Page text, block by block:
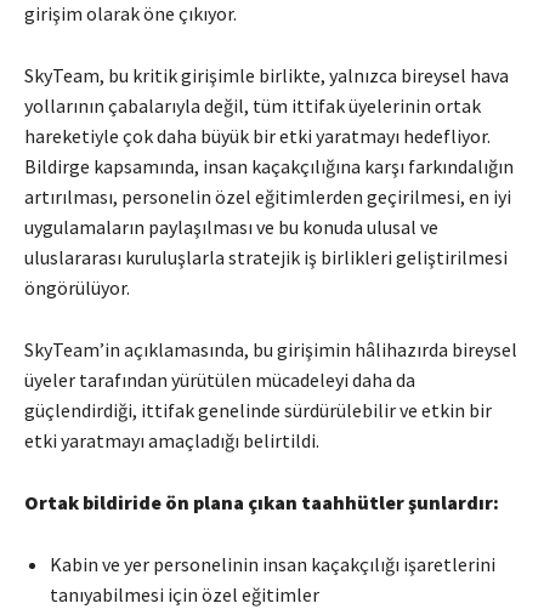
girişim olarak öne çıkıyor.
SkyTeam, bu kritik girişimle birlikte, yalnızca bireysel hava
yollarının çabalarıyla değil, tüm ittifak üyelerinin ortak
hareketiyle çok daha büyük bir etki yaratmayı hedefliyor.
Bildirge kapsamında, insan kaçakçılığına karşı farkındalığın
artırılması, personelin özel eğitimlerden geçirilmesi, en iyi
uygulamaların paylaşılması ve bu konuda ulusal ve
uluslararası kuruluşlarla stratejik iş birlikleri geliştirilmesi
öngörülüyor.
SkyTeam’in açıklamasında, bu girişimin hâlihazırda bireysel
üyeler tarafından yürütülen mücadeleyi daha da
güçlendirdiği, ittifak genelinde sürdürülebilir ve etkin bir
etki yaratmayı amaçladığı belirtildi.
Ortak bildiride ön plana çıkan taahhütler şunlardır:
Kabin ve yer personelinin insan kaçakçılığı işaretlerini
tanıyabilmesi için özel eğitimler